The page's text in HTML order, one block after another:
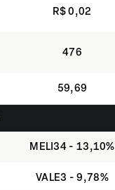
R$ 0,02
476
59,69
MELI34 - 13,10%
VALE3 - 9,78%